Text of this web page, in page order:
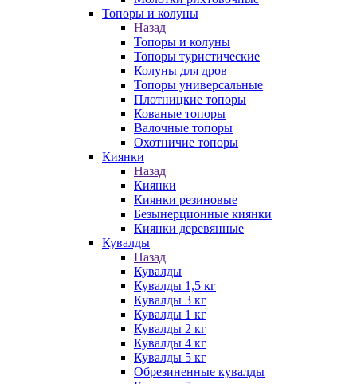
Топоры и колуны
Назад
Топоры и колуны
Топоры туристические
Колуны для дров
Топоры универсальные
Плотницкие топоры
Кованые топоры
Валочные топоры
Охотничие топоры
Киянки
Назад
Киянки
Киянки резиновые
Безынерционные киянки
Киянки деревянные
Кувалды
Назад
Кувалды
Кувалды 1,5 кг
Кувалды 3 кг
Кувалды 1 кг
Кувалды 2 кг
Кувалды 4 кг
Кувалды 5 кг
Обрезиненные кувалды